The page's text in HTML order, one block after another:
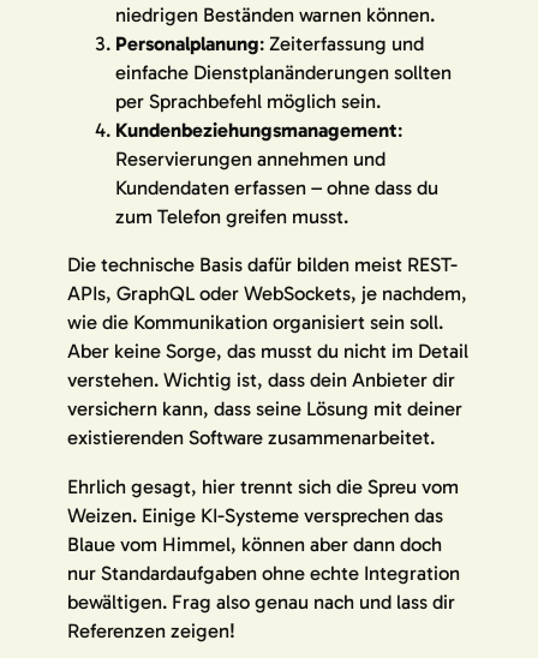
niedrigen Beständen warnen können.
Personalplanung: Zeiterfassung und
einfache Dienstplanänderungen sollten
per Sprachbefehl möglich sein.
Kundenbeziehungsmanagement:
Reservierungen annehmen und
Kundendaten erfassen – ohne dass du
zum Telefon greifen musst.
Die technische Basis dafür bilden meist REST-
APIs, GraphQL oder WebSockets, je nachdem,
wie die Kommunikation organisiert sein soll.
Aber keine Sorge, das musst du nicht im Detail
verstehen. Wichtig ist, dass dein Anbieter dir
versichern kann, dass seine Lösung mit deiner
existierenden Software zusammenarbeitet.
Ehrlich gesagt, hier trennt sich die Spreu vom
Weizen. Einige KI-Systeme versprechen das
Blaue vom Himmel, können aber dann doch
nur Standardaufgaben ohne echte Integration
bewältigen. Frag also genau nach und lass dir
Referenzen zeigen!